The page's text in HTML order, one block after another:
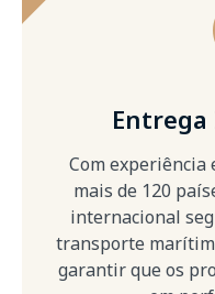
Com experiência
mais de 120
internacional
transporte
garantir que os